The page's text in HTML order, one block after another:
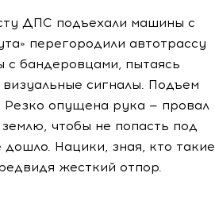
ДПС подъехали машины с
перегородили автотрассу
бандеровцами, пытаясь
сигналы. Подъем
Резко опущена рука — провал
чтобы не попасть под
Нацики, зная, кто такие
жесткий отпор.